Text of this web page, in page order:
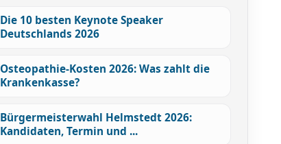
Die 10 besten Keynote Speaker
Deutschlands 2026
Osteopathie-Kosten 2026: Was zahlt die
Krankenkasse?
Bürgermeisterwahl Helmstedt 2026:
Kandidaten, Termin und ...